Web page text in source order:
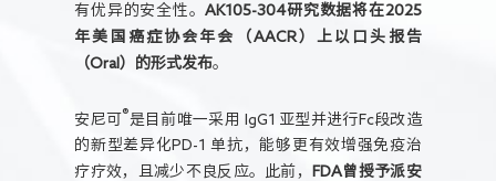
有优异的安全性。 AK105-304研究数据将在2025
年美国癌症协会年会（AACR）上以口头报告
（Oral）的形式发布。
安尼可®是目前唯一采用 IgG1 亚型并进行Fc段改造
的新型差异化PD-1 单抗，能够更有效增强免疫治
疗疗效，且减少不良反应。此前，
FDA曾授予派安